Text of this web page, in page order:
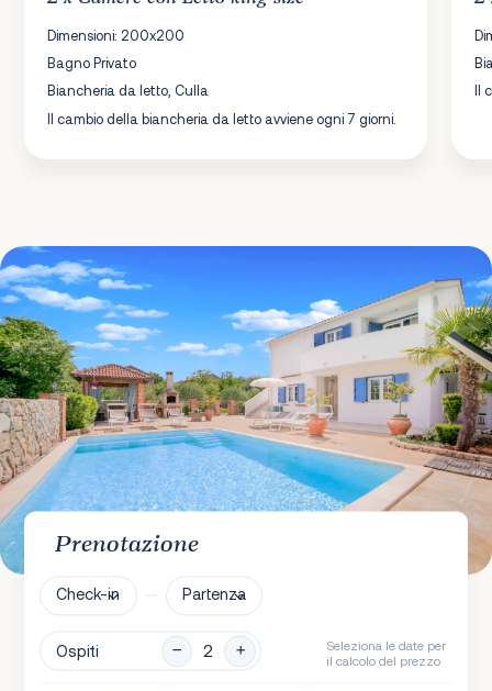
Dimensioni: 200x200
Bagno Privato
Biancheria da letto, Culla
Il cambio della biancheria da letto avviene ogni 7 giorni.
Il
Prenotazione
Check-in Partenza
Ospiti
Seleziona le date per
il calcolo del prezzo